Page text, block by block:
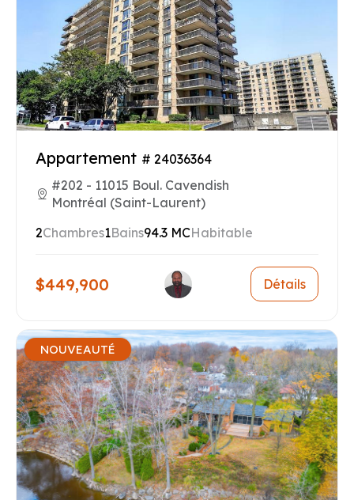
Appartement # 24036364
#202 - 11015 Boul. Cavendish
Montréal (Saint-Laurent)
2Chambres1Bains94.3 MCHabitable
$449,900 Détails
NOUVEAUTÉ